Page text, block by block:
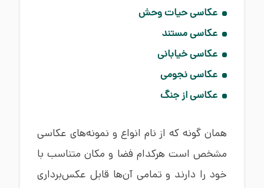
عکاسی حیات‌ وحش
عکاسی مستند
عکاسی خیابانی
عکاسی نجومی
عکاسی از جنگ
همان گونه که از نام انواع و نمونه‌های عکاسی
مشخص است هرکدام فضا و مکان متناسب با
خود را دارند و تمامی آن‌ها قابل عکس‌برداری